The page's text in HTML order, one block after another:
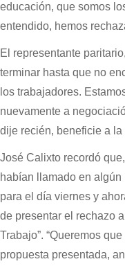
educación, que somos
entendido, hemos
El representante
terminar hasta que no
los trabajadores.
nuevamente a
dije recién, beneficie a la
José Calixto recordó
habían llamado en
para el día viernes y
de presentar el rechazo
Trabajo”. “Queremos
propuesta presentada,